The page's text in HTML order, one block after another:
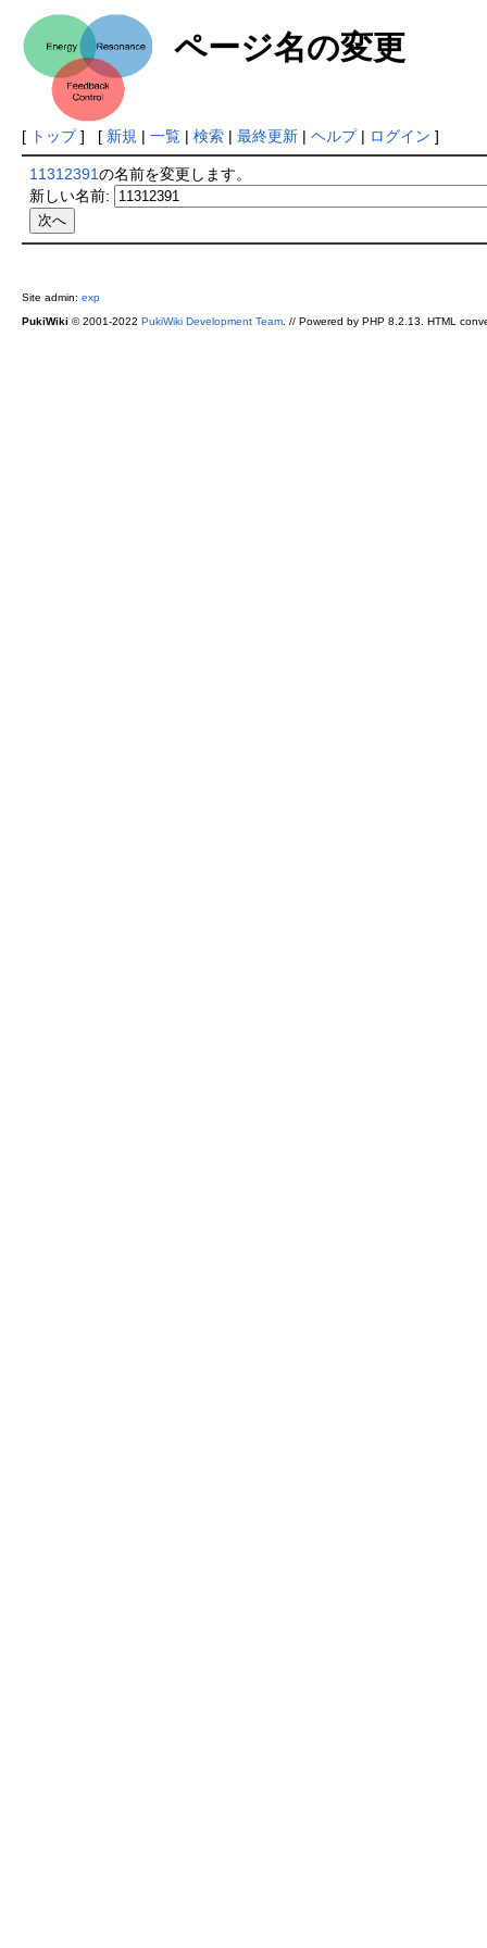
ページ名の変更
[ トップ] [ 新規 | 一覧| 検索| 最終更新| ヘルプ| ログイン ]
11312391の名前を変更します。
新しい名前:
Site admin: exp
PukiWiki © 2001-2022 PukiWiki Development Team. // Powered by PHP 8.2.13. HTML